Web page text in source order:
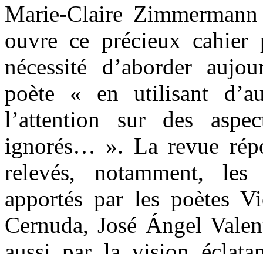
Marie-Claire
ouvre ce précieux
nécessité d’aborder
poète « en utilisant
l’attention sur des
ignorés… ». La revue
relevés, notamment,
apportés par les poètes
Cernuda, José Ángel